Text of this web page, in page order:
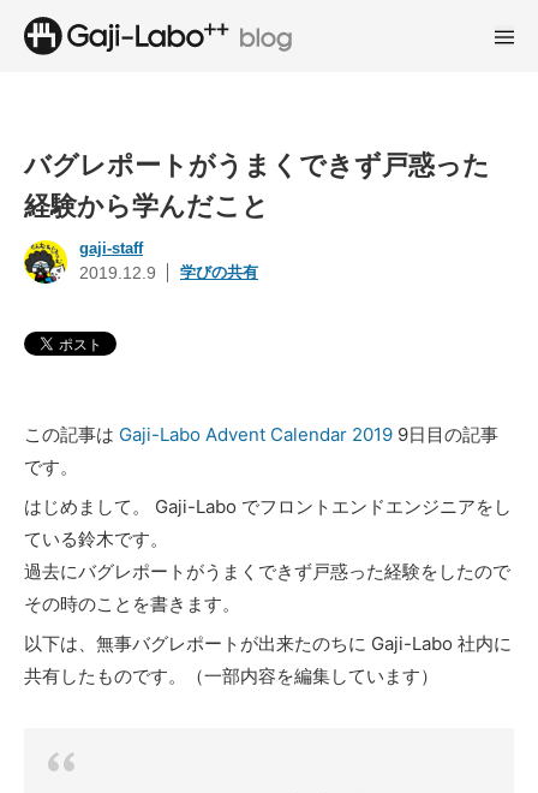
バグレポートがうまくできず戸惑った
経験から学んだこと
gaji-staff
2019.12.9 学びの共有
この記事は Gaji-Labo Advent Calendar 2019 9日目の記事
です。
はじめまして。 Gaji-Labo でフロントエンドエンジニアをし
ている鈴木です。
過去にバグレポートがうまくできず戸惑った経験をしたので
その時のことを書きます。
以下は、無事バグレポートが出来たのちに Gaji-Labo 社内に
共有したものです。（一部内容を編集しています）